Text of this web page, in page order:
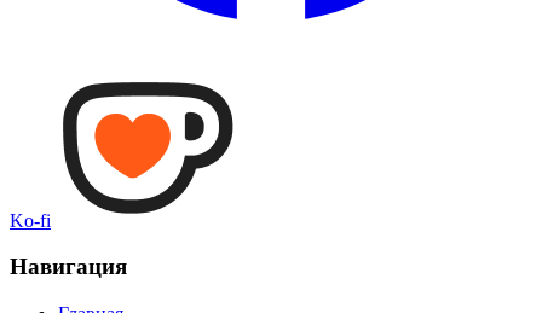
Ko-fi
Навигация